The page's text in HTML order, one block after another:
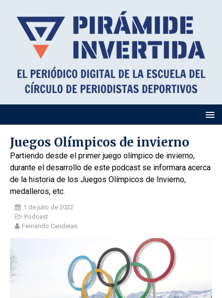
Juegos Olímpicos de invierno
Partiendo desde el primer juego olímpico de invierno,
durante el desarrollo de este podcast se informara acerca
de la historia de los Juegos Olímpicos de Invierno,
medalleros, etc.
1 de julio de 2022
Podcast
Fernando Candeias